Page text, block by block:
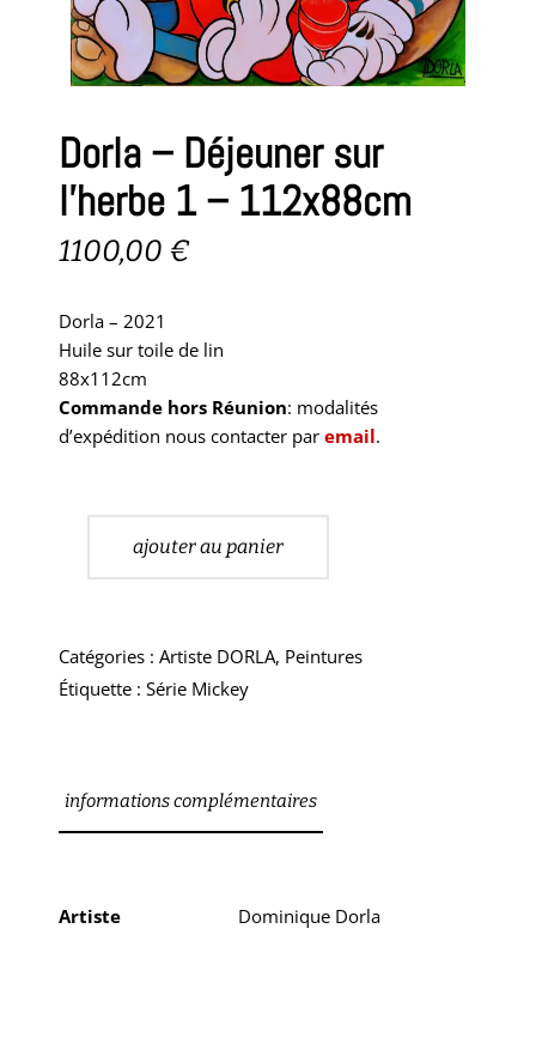
Dorla – Déjeuner sur
l’herbe 1 – 112x88cm
1100,00 €
Dorla – 2021
Huile sur toile de lin
88x112cm
Commande hors Réunion: modalités
d’expédition nous contacter par email.
ajouter au panier
Catégories : Artiste DORLA, Peintures
Étiquette : Série Mickey
informations complémentaires
Artiste Dominique Dorla